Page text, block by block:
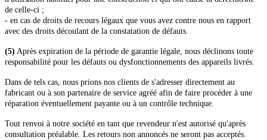
de celle-ci ;
- en cas de droits de recours légaux que vous avez contre nous en rapport
avec des droits découlant de la constatation de défauts.
(5) Après expiration de la période de garantie légale, nous déclinons toute
responsabilité pour les défauts ou dysfonctionnements des appareils livrés.
Dans de tels cas, nous prions nos clients de s'adresser directement au
fabricant ou à son partenaire de service agréé afin de faire procéder à une
réparation éventuellement payante ou à un contrôle technique.
Tout renvoi à notre société en tant que revendeur n'est autorisé qu'après
consultation préalable. Les retours non annoncés ne seront pas acceptés.